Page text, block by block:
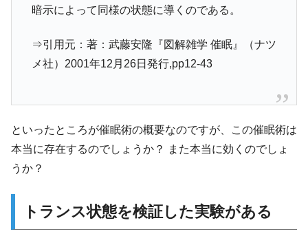
暗示によって同様の状態に導くのである。
⇒引用元：著：武藤安隆『図解雑学 催眠』（ナツ
メ社）2001年12月26日発行,pp12-43
といったところが催眠術の概要なのですが、この催眠術は
本当に存在するのでしょうか？ また本当に効くのでしょ
うか？
トランス状態を検証した実験がある